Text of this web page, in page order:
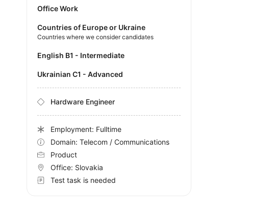
Office Work
Countries of Europe or Ukraine
Countries where we consider candidates
English B1 - Intermediate
Ukrainian C1 - Advanced
Hardware Engineer
Employment: Fulltime
Domain: Telecom / Communications
Product
Office: Slovakia
Test task is needed